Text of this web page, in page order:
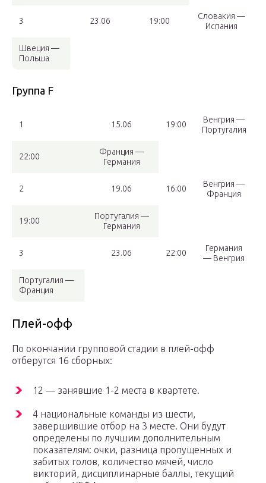
3 23.06 19:00
Словакия —
Испания
Швеция —
Польша
Группа F
1 15.06 19:00
Венгрия —
Португалия
22:00
Франция —
Германия
2 19.06 16:00
Венгрия —
Франция
19:00
Португалия —
Германия
3 23.06 22:00
Германия
— Венгрия
Португалия —
Франция
Плей-офф
По окончании групповой стадии в плей-офф
отберутся 16 сборных:
12 — занявшие 1-2 места в квартете.
4 национальные команды из шести,
завершившие отбор на 3 месте. Они будут
определены по лучшим дополнительным
показателям: очки, разница пропущенных и
забитых голов, количество мячей, число
викторий, дисциплинарные баллы, текущий